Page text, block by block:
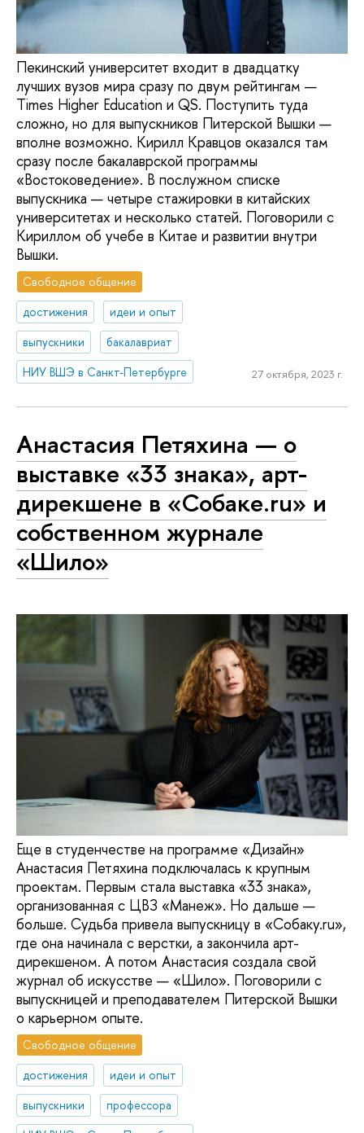
Пекинский университет входит в двадцатку
лучших вузов мира сразу по двум рейтингам —
Times Higher Education и QS. Поступить туда
сложно, но для выпускников Питерской Вышки —
вполне возможно. Кирилл Кравцов оказался там
сразу после бакалаврской программы
«Востоковедение». В послужном списке
выпускника — четыре стажировки в китайских
университетах и несколько статей. Поговорили с
Кириллом об учебе в Китае и развитии внутри
Вышки.
Свободное общение
достижения
идеи и опыт
выпускники
бакалавриат
НИУ ВШЭ в Санкт-Петербурге
27 октября, 2023 г.
Анастасия Петяхина — о
выставке «33 знака», арт-
дирекшене в «Собаке.ru» и
собственном журнале
«Шило»
Еще в студенчестве на программе «Дизайн»
Анастасия Петяхина подключалась к крупным
проектам. Первым стала выставка «33 знака»,
организованная с ЦВЗ «Манеж». Но дальше —
больше. Судьба привела выпускницу в «Собаку.ru»,
где она начинала с верстки, а закончила арт-
дирекшеном. А потом Анастасия создала свой
журнал об искусстве — «Шило». Поговорили с
выпускницей и преподавателем Питерской Вышки
о карьерном опыте.
Свободное общение
достижения
идеи и опыт
выпускники
профессора